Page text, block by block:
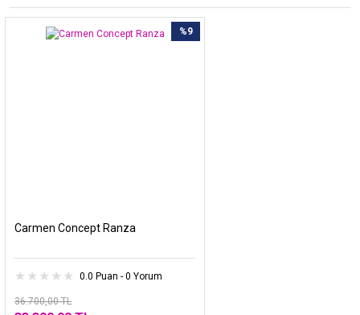
%9
Carmen Concept Ranza
0.0 Puan - 0 Yorum
36.700,00 TL